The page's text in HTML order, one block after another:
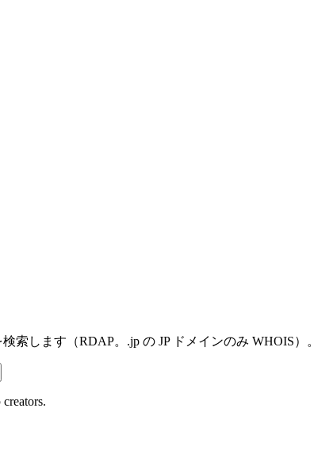
索します（RDAP。.jp の JP ドメインのみ WHOIS）。